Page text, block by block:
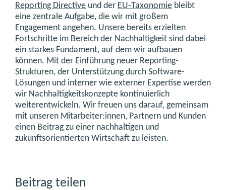
Reporting Directive und der EU-Taxonomie bleibt
eine zentrale Aufgabe, die wir mit großem
Engagement angehen. Unsere bereits erzielten
Fortschritte im Bereich der Nachhaltigkeit sind dabei
ein starkes Fundament, auf dem wir aufbauen
können. Mit der Einführung neuer Reporting-
Strukturen, der Unterstützung durch Software-
Lösungen und interner wie externer Expertise werden
wir Nachhaltigkeitskonzepte kontinuierlich
weiterentwickeln. Wir freuen uns darauf, gemeinsam
mit unseren Mitarbeiter:innen, Partnern und Kunden
einen Beitrag zu einer nachhaltigen und
zukunftsorientierten Wirtschaft zu leisten.
Beitrag teilen